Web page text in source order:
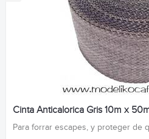
Cinta Anticalorica Gris 10m x
Para forrar escapes, y proteger de